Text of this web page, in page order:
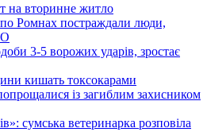
на вторинне житло
Ромнах постраждали люди,
3-5 ворожих ударів, зростає
кишать токсокарами
із загиблим захисником
сумська ветеринарка розповіла